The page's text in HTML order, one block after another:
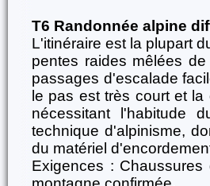
T6 Randonnée alpine
L'itinéraire est la plupart
pentes raides mêlées
passages d'escalade
le pas est très court et
nécessitant l'habitude
technique d'alpinisme,
du matériel
Exigences :